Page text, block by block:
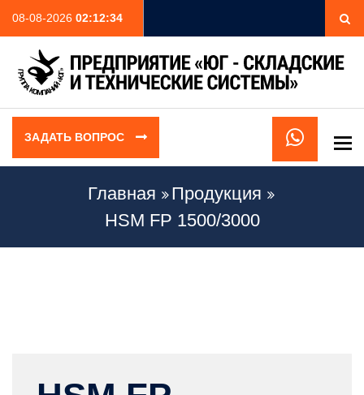
08-08-2026 02:12:34
ЗАДАТЬ ВОПРОС
Главная
Продукция
HSM FP 1500/3000